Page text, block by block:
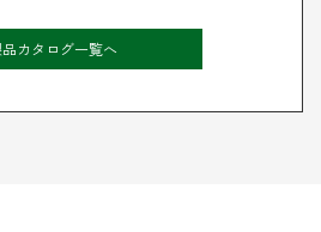
カタログ一覧へ